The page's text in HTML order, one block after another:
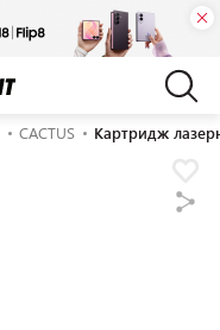
CACTUS Картридж